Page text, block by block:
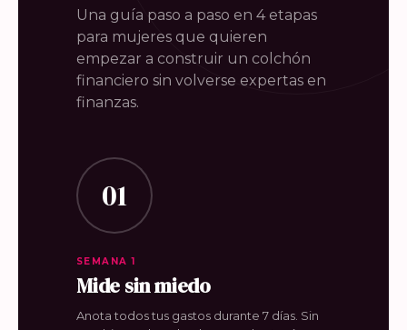
Una guía paso a paso en 4 etapas
para mujeres que quieren
empezar a construir un colchón
financiero sin volverse expertas en
finanzas.
01
SEMANA 1
Mide sin miedo
Anota todos tus gastos durante 7 días. Sin